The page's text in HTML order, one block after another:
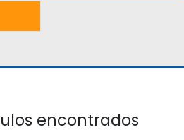
encontrados